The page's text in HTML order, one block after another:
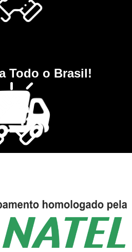
Todo o Brasil!